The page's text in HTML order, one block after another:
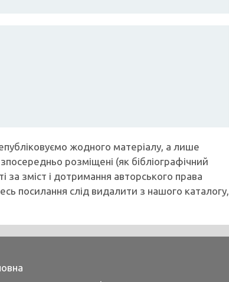
жодного матеріалу, а лише
розміщені (як бібліографічний
зміст і дотримання авторського права
посилання слід видалити з нашого каталогу,